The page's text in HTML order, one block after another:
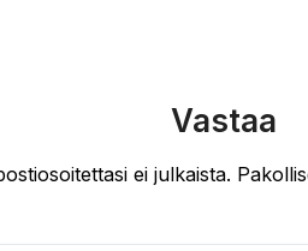
Vastaa
ei julkaista.